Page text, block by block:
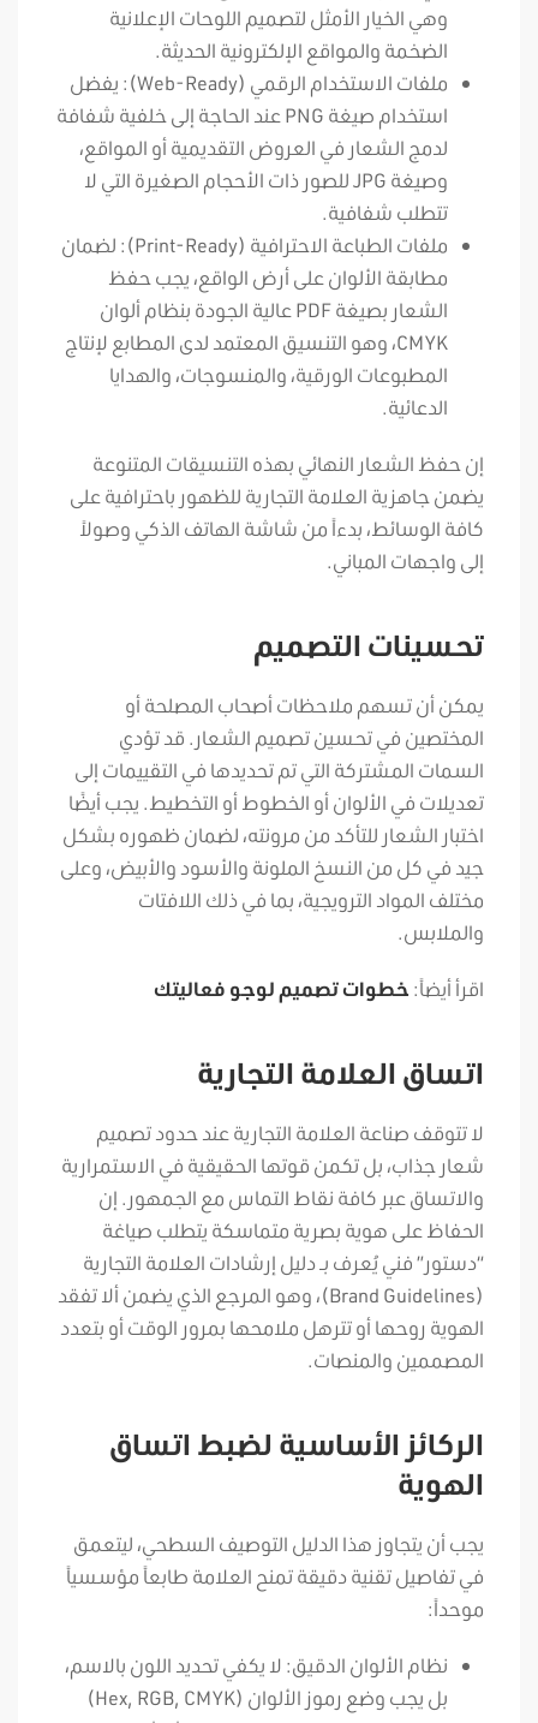
وهي الخيار الأمثل لتصميم اللوحات الإعلانية
الضخمة والمواقع الإلكترونية الحديثة.
ملفات الاستخدام الرقمي (Web-Ready): يفضل
استخدام صيغة PNG عند الحاجة إلى خلفية شفافة
لدمج الشعار في العروض التقديمية أو المواقع،
وصيغة JPG للصور ذات الأحجام الصغيرة التي لا
تتطلب شفافية.
ملفات الطباعة الاحترافية (Print-Ready): لضمان
مطابقة الألوان على أرض الواقع، يجب حفظ
الشعار بصيغة PDF عالية الجودة بنظام ألوان
CMYK، وهو التنسيق المعتمد لدى المطابع لإنتاج
المطبوعات الورقية، والمنسوجات، والهدايا
الدعائية.
إن حفظ الشعار النهائي بهذه التنسيقات المتنوعة
يضمن جاهزية العلامة التجارية للظهور باحترافية على
كافة الوسائط، بدءاً من شاشة الهاتف الذكي وصولاً
إلى واجهات المباني.
تحسينات التصميم
يمكن أن تسهم ملاحظات أصحاب المصلحة أو
المختصين في تحسين تصميم الشعار. قد تؤدي
السمات المشتركة التي تم تحديدها في التقييمات إلى
تعديلات في الألوان أو الخطوط أو التخطيط. يجب أيضًا
اختبار الشعار للتأكد من مرونته، لضمان ظهوره بشكل
جيد في كل من النسخ الملونة والأسود والأبيض، وعلى
مختلف المواد الترويجية، بما في ذلك اللافتات
والملابس.
اقرأ أيضاً: خطوات تصميم لوجو فعاليتك
اتساق العلامة التجارية
لا تتوقف صناعة العلامة التجارية عند حدود تصميم
شعار جذاب، بل تكمن قوتها الحقيقية في الاستمرارية
والاتساق عبر كافة نقاط التماس مع الجمهور. إن
الحفاظ على هوية بصرية متماسكة يتطلب صياغة
“دستور” فني يُعرف بـ دليل إرشادات العلامة التجارية
(Brand Guidelines)، وهو المرجع الذي يضمن ألا تفقد
الهوية روحها أو تترهل ملامحها بمرور الوقت أو بتعدد
المصممين والمنصات.
الركائز الأساسية لضبط اتساق
الهوية
يجب أن يتجاوز هذا الدليل التوصيف السطحي، ليتعمق
في تفاصيل تقنية دقيقة تمنح العلامة طابعاً مؤسسياً
موحداً:
نظام الألوان الدقيق: لا يكفي تحديد اللون بالاسم،
بل يجب وضع رموز الألوان (Hex, RGB, CMYK)